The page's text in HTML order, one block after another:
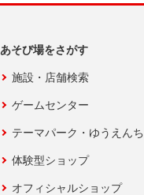
あそび場をさがす
施設・店舗検索
ゲームセンター
テーマパーク・ゆうえんち
体験型ショップ
オフィシャルショップ